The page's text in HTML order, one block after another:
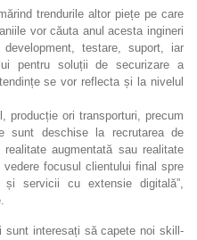
trendurile altor piețe pe care
vor căuta anul acesta ingineri
testare, suport, iar
pentru soluții de securizare a
se vor reflecta și la nivelul
producție ori transporturi, precum
sunt deschise la recrutarea de
augmentată sau realitate
focusul clientului final spre
servicii cu extensie digitală”,
sunt interesați să capete noi skill-